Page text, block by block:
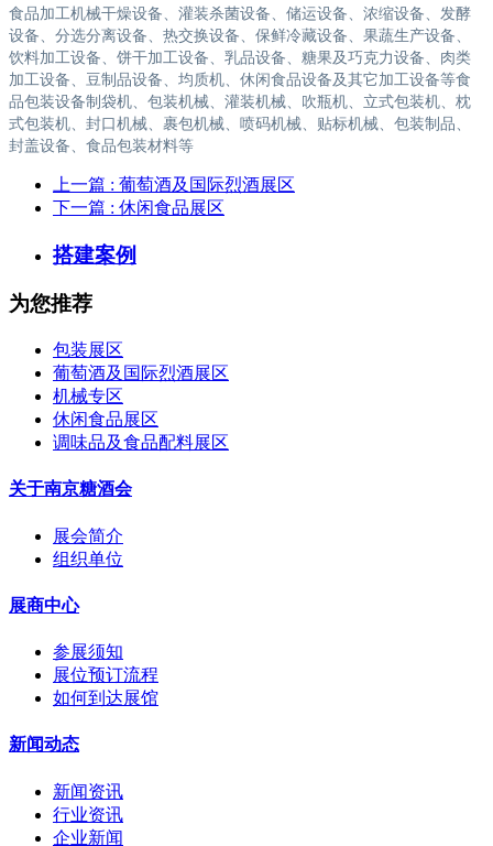
食品加工机械干燥设备、灌装杀菌设备、储运设备、浓缩设备、发酵
设备、分选分离设备、热交换设备、保鲜冷藏设备、果蔬生产设备、
饮料加工设备、饼干加工设备、乳品设备、糖果及巧克力设备、肉类
加工设备、豆制品设备、均质机、休闲食品设备及其它加工设备等食
品包装设备制袋机、包装机械、灌装机械、吹瓶机、立式包装机、枕
式包装机、封口机械、裹包机械、喷码机械、贴标机械、包装制品、
封盖设备、食品包装材料等
上一篇 : 葡萄酒及国际烈酒展区
下一篇 : 休闲食品展区
搭建案例
为您推荐
包装展区
葡萄酒及国际烈酒展区
机械专区
休闲食品展区
调味品及食品配料展区
关于南京糖酒会
展会简介
组织单位
展商中心
参展须知
展位预订流程
如何到达展馆
新闻动态
新闻资讯
行业资讯
企业新闻